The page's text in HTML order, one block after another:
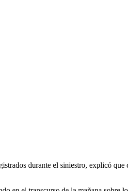
durante el siniestro, explicó